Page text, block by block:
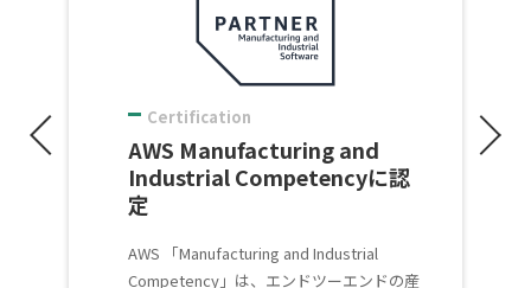
Certification
AWS Manufacturing and
Industrial Competencyに認
定
AWS 「Manufacturing and Industrial
Competency」は、エンドツーエンドの産